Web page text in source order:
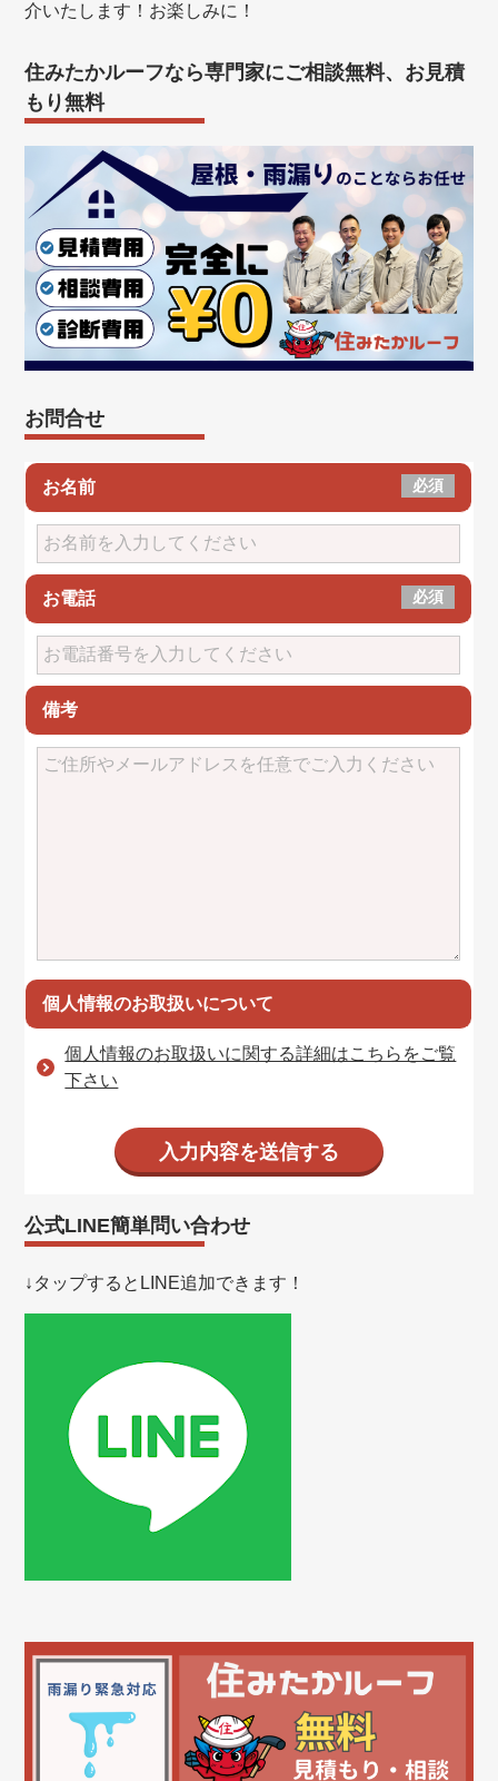
介いたします！お楽しみに！
住みたかルーフなら専門家にご相談無料、お見積
もり無料
お問合せ
お名前 必須
お電話 必須
備考
個人情報のお取扱いについて
個人情報のお取扱いに関する詳細はこちらをご覧
下さい
公式LINE簡単問い合わせ
↓タップするとLINE追加できます！